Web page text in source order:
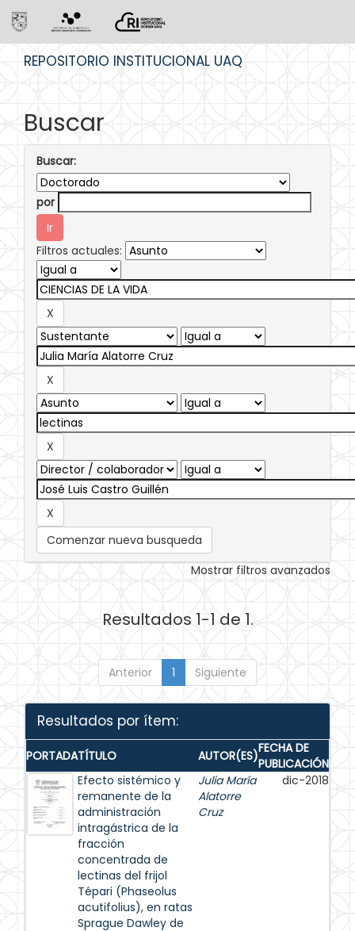
REPOSITORIO INSTITUCIONAL UAQ
Buscar
Buscar:
por
Filtros actuales:
Comenzar nueva busqueda
Mostrar filtros avanzados
Resultados 1-1 de 1.
Anterior 1 Siguiente
Resultados por ítem:
PORTADATÍTULO AUTOR(ES)FECHA DE
PUBLICACIÓN
Efecto sistémico y
remanente de la
administración
intragástrica de la
fracción
concentrada de
lectinas del frijol
Tépari (Phaseolus
acutifolius), en ratas
Sprague Dawley de
Julia María
Alatorre
Cruz
dic-2018